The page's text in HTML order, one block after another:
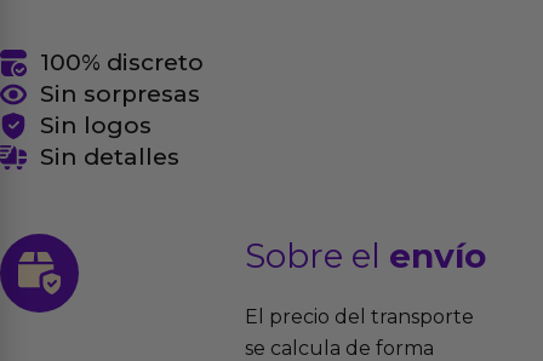
100% discreto
Sin sorpresas
Sin logos
Sin detalles
Sobre el envío
El precio del transporte
se calcula de forma